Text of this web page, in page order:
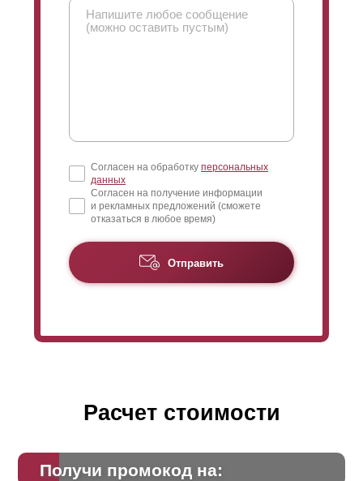
находящиеся за забором вас, не видят, а вы их
обзора еще и с улицы, то тогда можно
Согласен на обработку персональных
данных
Согласен на получение информации
и рекламных предложений (сможете
отказаться в любое время)
Отправить
Расчет стоимости
Получи промокод на: